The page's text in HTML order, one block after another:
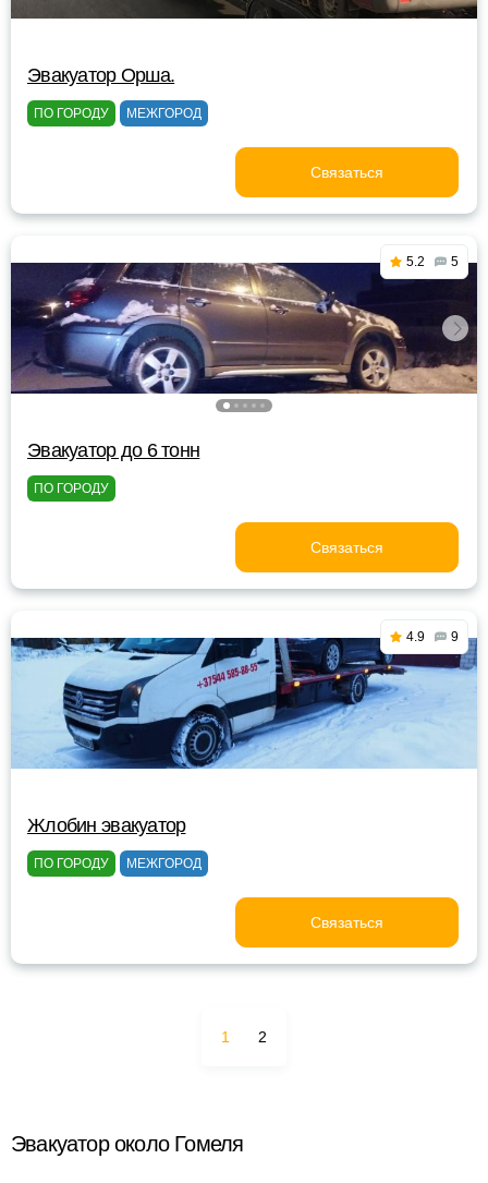
Эвакуатор Орша.
ПО ГОРОДУ МЕЖГОРОД
Связаться
5.2 5
Эвакуатор до 6 тонн
ПО ГОРОДУ
Связаться
4.9 9
Жлобин эвакуатор
ПО ГОРОДУ МЕЖГОРОД
Связаться
1 2
Эвакуатор около Гомеля